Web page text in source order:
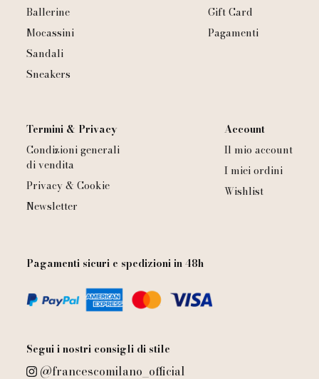
Ballerine
Mocassini
Sandali
Sneakers
Gift Card
Pagamenti
Termini & Privacy
Condizioni generali
di vendita
Privacy & Cookie
Newsletter
Account
Il mio account
I miei ordini
Wishlist
Pagamenti sicuri e spedizioni in 48h
Segui i nostri consigli di stile
@francescomilano_official